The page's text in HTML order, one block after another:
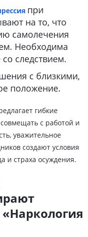
при
на то, что
самолечения
Необходима
следствием.
с близкими,
положение.
гибкие
с работой и
уважительное
создают условия
и страха осуждения.